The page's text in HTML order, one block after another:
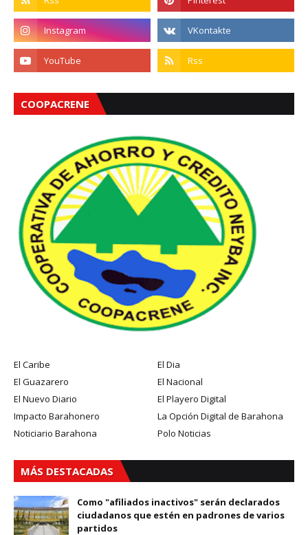
COOPACRENE
El Caribe
El Dia
El Guazarero
El Nacional
El Nuevo Diario
El Playero Digital
Impacto Barahonero
La Opción Digital de Barahona
Noticiario Barahona
Polo Noticias
MÁS DESTACADAS
Como "afiliados inactivos" serán declarados
ciudadanos que estén en padrones de varios
partidos